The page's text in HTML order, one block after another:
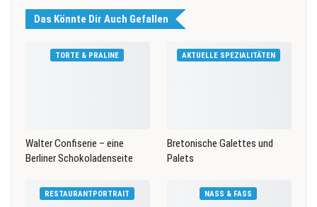
Das Könnte Dir Auch Gefallen
TORTE & PRALINE
Walter Confiserie – eine
Berliner Schokoladenseite
AKTUELLE SPEZIALITÄTEN
Bretonische Galettes und
Palets
RESTAURANTPORTRAIT NASS & FASS